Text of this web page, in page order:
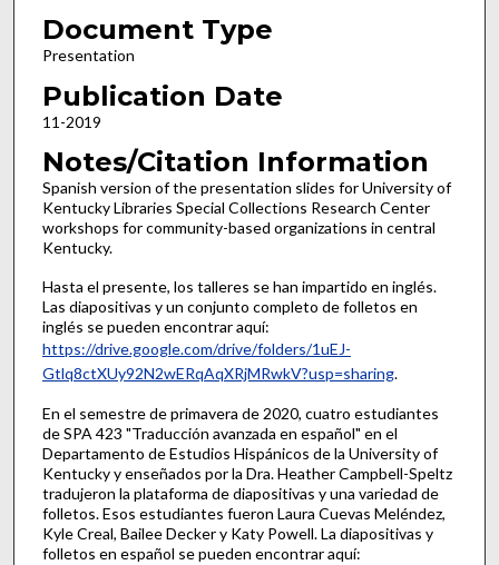
Document Type
Presentation
Publication Date
11-2019
Notes/Citation Information
Spanish version of the presentation slides for University of
Kentucky Libraries Special Collections Research Center
workshops for community-based organizations in central
Kentucky.
Hasta el presente, los talleres se han impartido en inglés.
Las diapositivas y un conjunto completo de folletos en
inglés se pueden encontrar aquí:
https://drive.google.com/drive/folders/1uEJ-
Gtlq8ctXUy92N2wERqAqXRjMRwkV?usp=sharing.
En el semestre de primavera de 2020, cuatro estudiantes
de SPA 423 "Traducción avanzada en español" en el
Departamento de Estudios Hispánicos de la University of
Kentucky y enseñados por la Dra. Heather Campbell-Speltz
tradujeron la plataforma de diapositivas y una variedad de
folletos. Esos estudiantes fueron Laura Cuevas Meléndez,
Kyle Creal, Bailee Decker y Katy Powell. La diapositivas y
folletos en español se pueden encontrar aquí: